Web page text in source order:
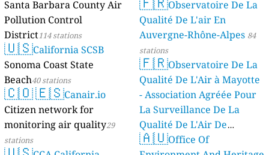
Santa Barbara County Air
Pollution Control
District114 stations
🇺🇸California SCSB
Sonoma Coast State
Beach40 stations
🇨🇴🇪🇸Canair.io
Citizen network for
monitoring air quality29
stations
stationsObservatoire De La
Qualité De L'air En
Auvergne-Rhône-Alpes 84
stations
🇫🇷Observatoire De La
Qualité De L'Air à Mayotte
- Association Agréée Pour
La Surveillance De La
Qualité De L'Air De
Mayotte 4 stations
🇦🇺Office Of